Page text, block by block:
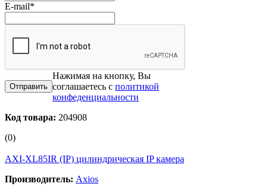
E-mail*
Нажимая на кнопку, Вы
соглашаетесь с политикой
конфеденциальности
Код товара: 204908
(0)
AXI-XL85IR (IP) цилиндрическая IP камера
Производитель: Axios